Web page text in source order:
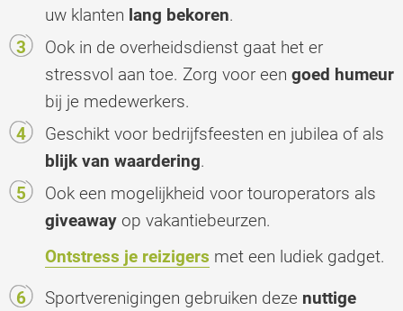
uw klanten lang bekoren.
Ook in de overheidsdienst gaat het er
stressvol aan toe. Zorg voor een goed humeur
bij je medewerkers.
Geschikt voor bedrijfsfeesten en jubilea of ​​als
blijk van waardering.
Ook een mogelijkheid voor touroperators als
giveaway op vakantiebeurzen.
Ontstress je reizigers met een ludiek gadget.
Sportverenigingen gebruiken deze nuttige